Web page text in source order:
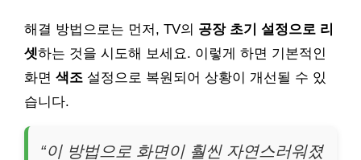
해결 방법으로는 먼저, TV의 공장 초기 설정으로 리
셋하는 것을 시도해 보세요. 이렇게 하면 기본적인
화면 색조 설정으로 복원되어 상황이 개선될 수 있
습니다.
“이 방법으로 화면이 훨씬 자연스러워졌